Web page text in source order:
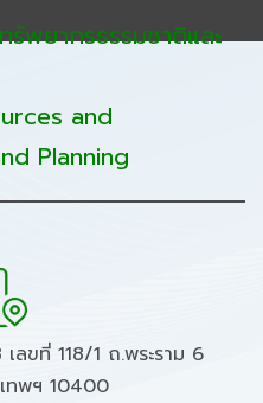
รัพยากรธรรมชาติและ
and
Planning
ลขที่ 118/1 ถ.พระราม 6
ทพฯ 10400